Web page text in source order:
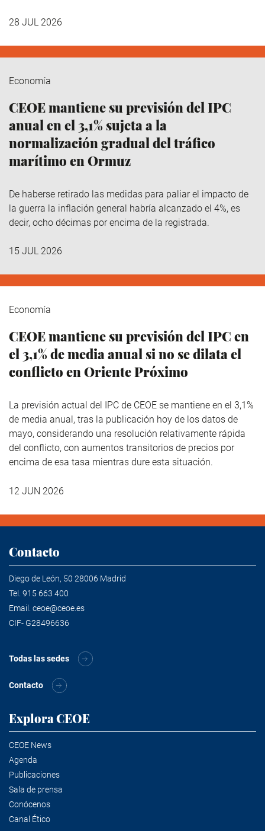
28 JUL 2026
Economía
CEOE mantiene su previsión del IPC
anual en el 3,1% sujeta a la
normalización gradual del tráfico
marítimo en Ormuz
De haberse retirado las medidas para paliar el impacto de
la guerra la inflación general habría alcanzado el 4%, es
decir, ocho décimas por encima de la registrada.
15 JUL 2026
Economía
CEOE mantiene su previsión del IPC en
el 3,1% de media anual si no se dilata el
conflicto en Oriente Próximo
La previsión actual del IPC de CEOE se mantiene en el 3,1%
de media anual, tras la publicación hoy de los datos de
mayo, considerando una resolución relativamente rápida
del conflicto, con aumentos transitorios de precios por
encima de esa tasa mientras dure esta situación.
12 JUN 2026
Contacto
Diego de León, 50 28006 Madrid
Tel. 915 663 400
Email. ceoe@ceoe.es
CIF- G28496636
Todas las sedes
Contacto
Explora CEOE
CEOE News
Agenda
Publicaciones
Sala de prensa
Conócenos
Canal Ético